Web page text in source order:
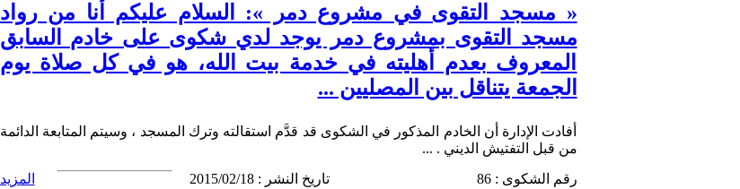
« مسجد التقوى في مشروع دمر »: السلام عليكم أنا من رواد
مسجد التقوى بمشروع دمر يوجد لدي شكوى على خادم السابق
المعروف بعدم أهليته في خدمة بيت الله، هو في كل صلاة يوم
الجمعة يتناقل بين المصليين ...
أفادت الإدارة أن الخادم المذكور في الشكوى قد قدَّم استقالته وترك المسجد ، وسيتم المتابعة الدائمة
من قبل التفتيش الديني . ...
رقم الشكوى : 86
تاريخ النشر : 2015/02/18 المزيد